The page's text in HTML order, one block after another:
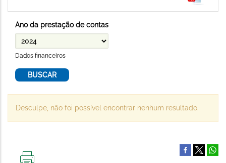
Ano da prestação de contas
Dados financeiros
Desculpe, não foi possível encontrar nenhum resultado.